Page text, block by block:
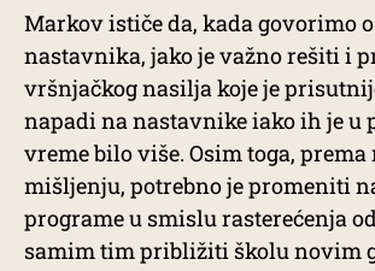
Markov ističe da, kada govorimo
nastavnika, jako je važno rešiti i
vršnjačkog nasilja koje je
napadi na nastavnike iako ih je u
vreme bilo više. Osim toga,
mišljenju, potrebno je promeniti
programe u smislu rasterećenja
samim tim približiti školu novim